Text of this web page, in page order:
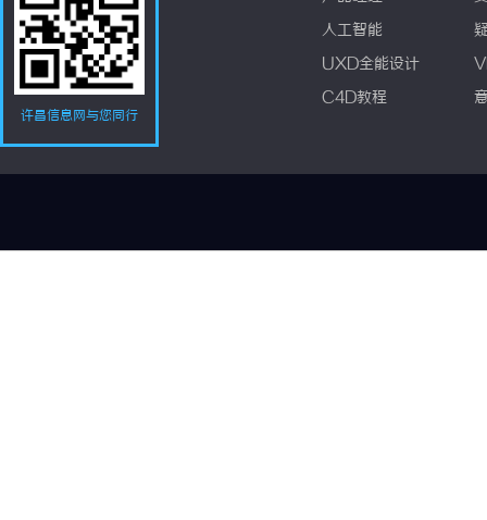
许昌信息网与您同行
人工智能
UXD全能设计
C4D教程